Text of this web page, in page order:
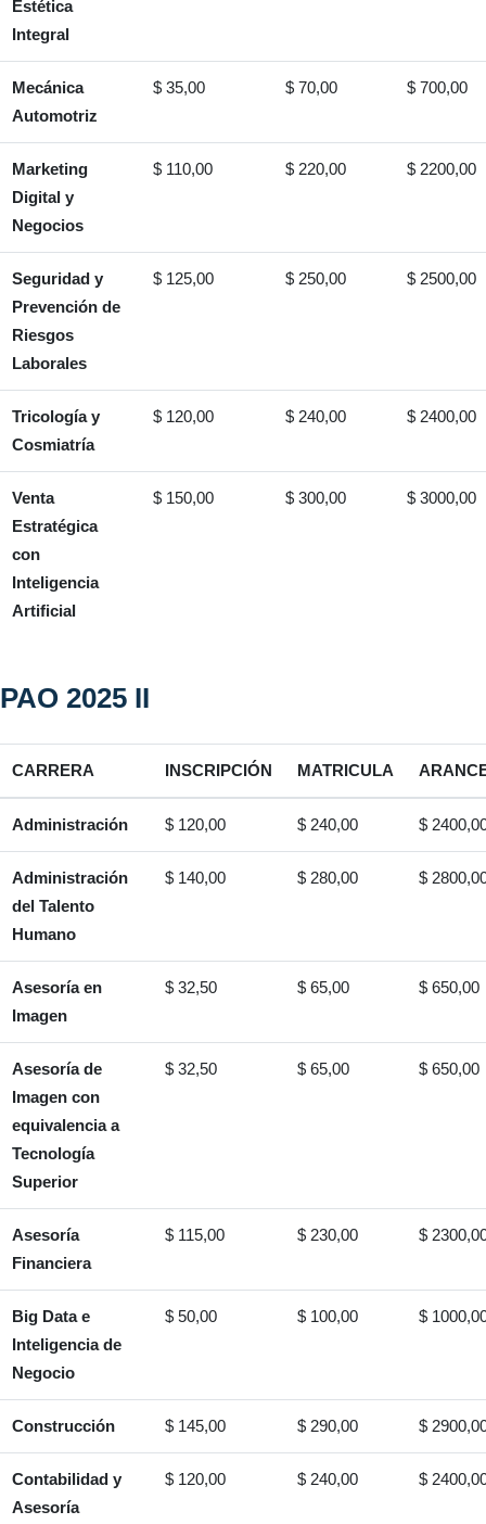
Estética
Integral
Mecánica
Automotriz
$ 35,00 $ 70,00 $ 700,00
Marketing
Digital y
Negocios
$ 110,00 $ 220,00 $ 2200,00
Seguridad y
Prevención de
Riesgos
Laborales
$ 125,00 $ 250,00 $ 2500,00
Tricología y
Cosmiatría
$ 120,00 $ 240,00 $ 2400,00
Venta
Estratégica
con
Inteligencia
Artificial
$ 150,00 $ 300,00 $ 3000,00
PAO 2025 II
CARRERA INSCRIPCIÓN MATRICULA
Administración $ 120,00 $ 240,00 $
Administración
del Talento
Humano
$ 140,00 $ 280,00 $
Asesoría en
Imagen
$ 32,50 $ 65,00 $ 650,00
Asesoría de
Imagen con
equivalencia a
Tecnología
Superior
$ 32,50 $ 65,00 $ 650,00
Asesoría
Financiera
$ 115,00 $ 230,00 $
Big Data e
Inteligencia de
Negocio
$ 50,00 $ 100,00 $
Construcción $ 145,00 $ 290,00 $
Contabilidad y
Asesoría
$ 120,00 $ 240,00 $